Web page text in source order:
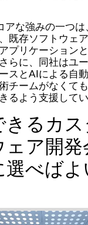
アな強みの一つ
既存ソフトウェ
プリケーション
らに、同社はユ
スとAIによる自
チームがなくて
るよう支援してい
きるカス
ェア開発
選べばよ